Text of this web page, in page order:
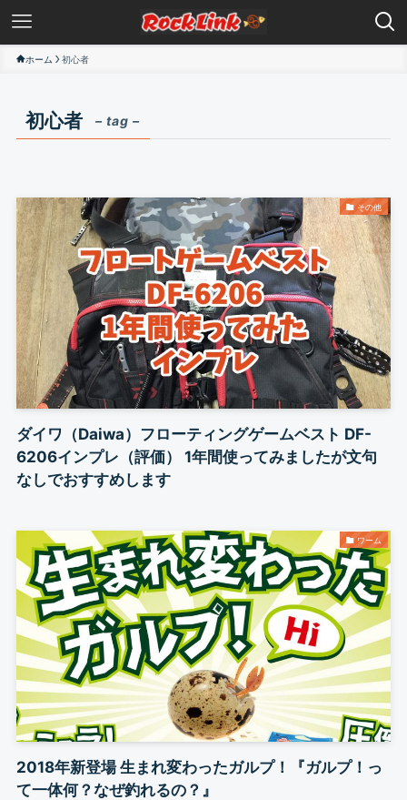
ホーム 初心者
初心者 – tag –
その他
ダイワ（Daiwa）フローティングゲームベスト DF-
6206インプレ（評価） 1年間使ってみましたが文句
なしでおすすめします
ワーム
2018年新登場 生まれ変わったガルプ！『ガルプ！っ
て一体何？なぜ釣れるの？』